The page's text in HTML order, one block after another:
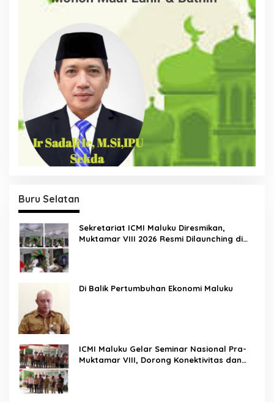
Buru Selatan
Sekretariat ICMI Maluku Diresmikan,
Muktamar VIII 2026 Resmi Dilaunching di
Di Balik Pertumbuhan Ekonomi Maluku
ICMI Maluku Gelar Seminar Nasional Pra-
Muktamar VIII, Dorong Konektivitas dan